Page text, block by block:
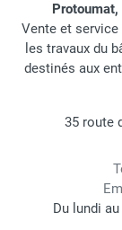
Vente et
les travaux du
destinés aux
35 route
Du lundi